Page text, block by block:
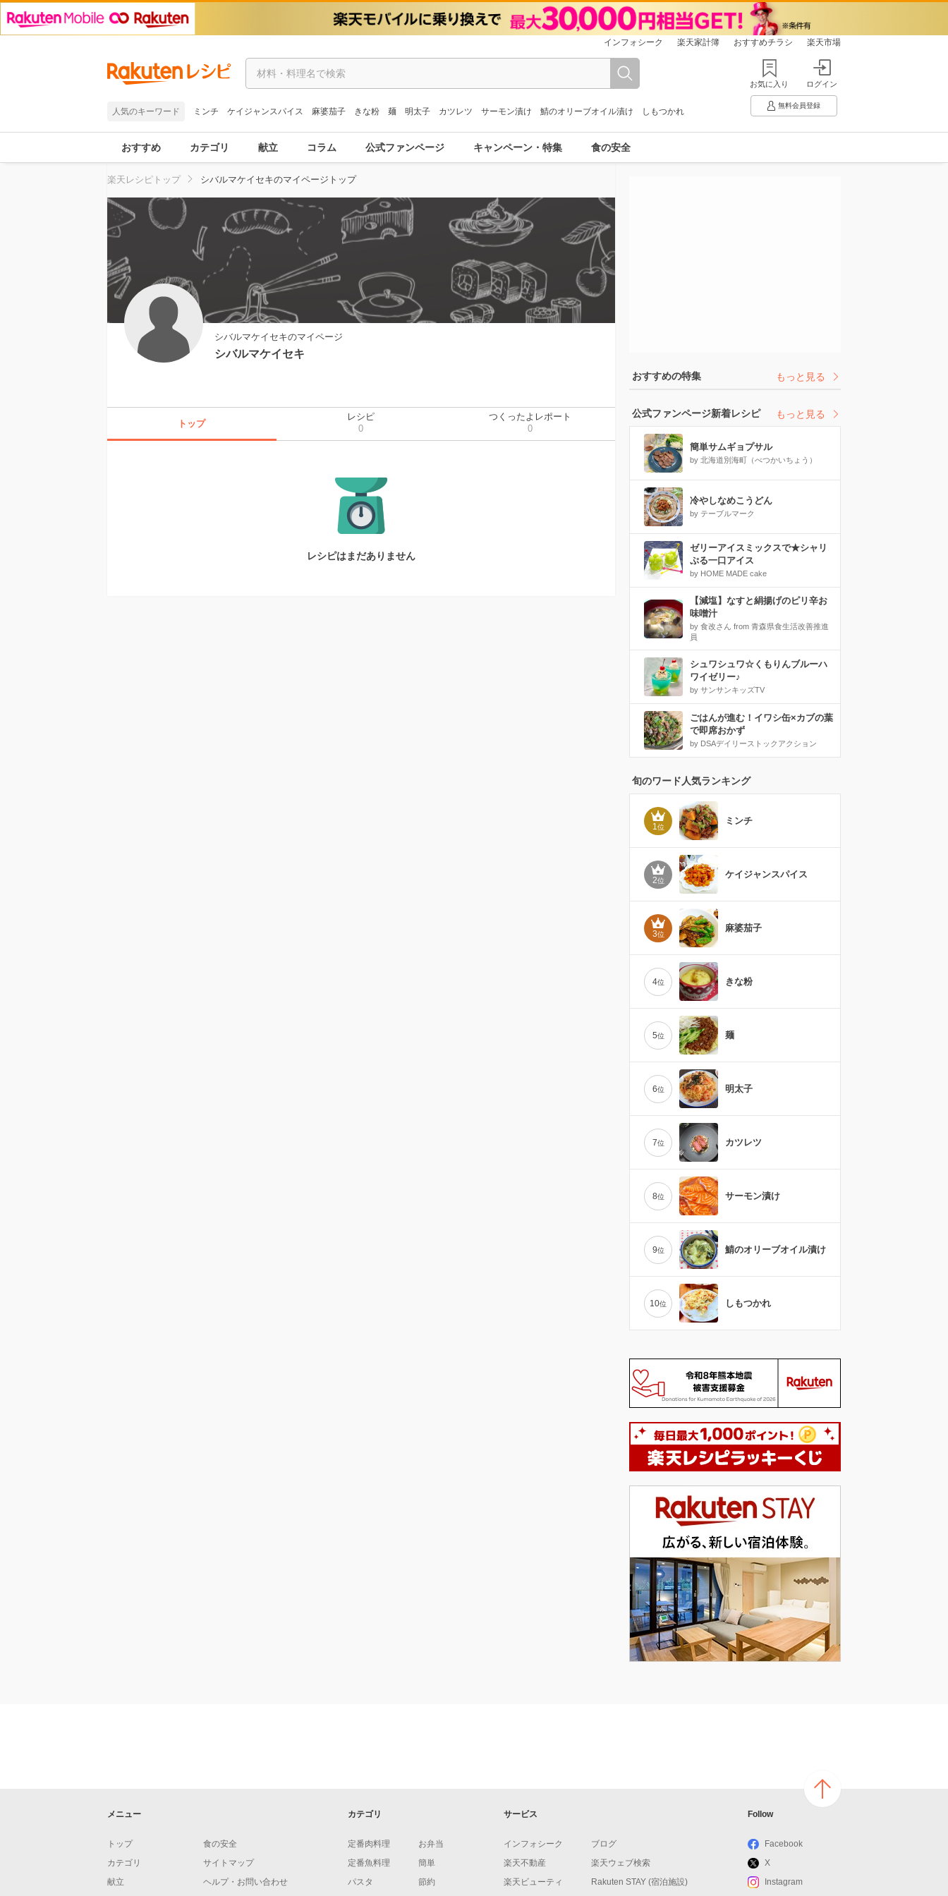
インフォシーク 楽天家計簿 おすすめチラシ 楽天市場
人気のキーワード ミンチ ケイジャンスパイス 麻婆茄子 きな粉 麺 明太子 カツレツ サーモン漬け 鯖のオリーブオイル漬け しもつかれ
お気に入り ログイン
無料会員登録
おすすめ カテゴリ 献立 コラム 公式ファンページ キャンペーン・特集 食の安全
楽天レシピトップ シバルマケイセキのマイページトップ
シバルマケイセキのマイページ
シバルマケイセキ
トップ
レシピ
0
つくったよレポート
0
レシピはまだありません
おすすめの特集 もっと見る
公式ファンページ新着レシピ もっと見る
簡単サムギョプサル
by 北海道別海町（べつかいちょう）
冷やしなめこうどん
by テーブルマーク
ゼリーアイスミックスで★シャリ
ぷる一口アイス
by HOME MADE cake
【減塩】なすと絹揚げのピリ辛お
味噌汁
by 食改さん from 青森県食生活改善推進
員
シュワシュワ☆くもりんブルーハ
ワイゼリー♪
by サンサンキッズTV
ごはんが進む！イワシ缶×カブの葉
で即席おかず
by DSAデイリーストックアクション
旬のワード人気ランキング
1位
ミンチ
2位
ケイジャンスパイス
3位
麻婆茄子
4位 きな粉
5位 麺
6位 明太子
7位 カツレツ
8位 サーモン漬け
9位 鯖のオリーブオイル漬け
10位 しもつかれ
メニュー
トップ
カテゴリ
献立
食の安全
サイトマップ
ヘルプ・お問い合わせ
カテゴリ
定番肉料理
定番魚料理
パスタ
お弁当
簡単
節約
サービス
インフォシーク
楽天不動産
楽天ビューティ
ブログ
楽天ウェブ検索
Rakuten STAY (宿泊施設)
Follow
Facebook
X
Instagram